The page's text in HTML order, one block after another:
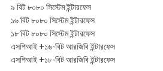
৯ বিট ৮০৮০ সিস্টেম ইন্টারফেস
১৬ বিট ৮০৮০ সিস্টেম ইন্টারফেস
১৮ বিট ৮০৮০ সিস্টেম ইন্টারফেস
এসপিআই +১৬-বিট আরজিবি ইন্টারফেস
এসপিআই +১৮-বিট আরজিবি ইন্টারফেস